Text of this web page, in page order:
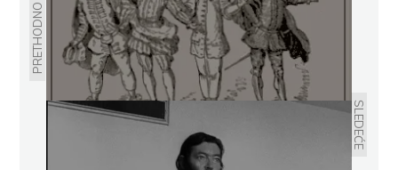
PRETHODNO
SLEDEĆE